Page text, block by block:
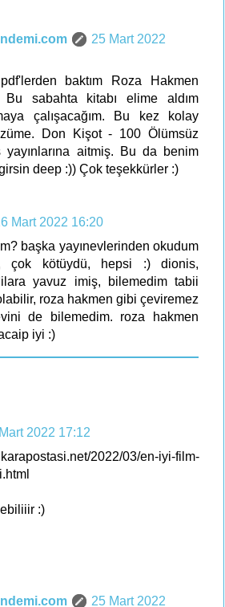
25 Mart 2022
baktım Roza Hakmen
Bu sabahta kitabı elime aldım
çalışacağım. Bu kez kolay
Don Kişot - 100 Ölümsüz
yayınlarına aitmiş. Bu da benim
deep :)) Çok teşekkürler :)
Mart 2022 16:20
başka yayınevlerinden okudum
çok kötüydü, hepsi :) dionis,
yavuz imiş, bilemedim tabii
roza hakmen gibi çeviremez
de bilemedim. roza hakmen
iyi :)
2022 17:12
2022/03/en-iyi-film-
:)
25 Mart 2022